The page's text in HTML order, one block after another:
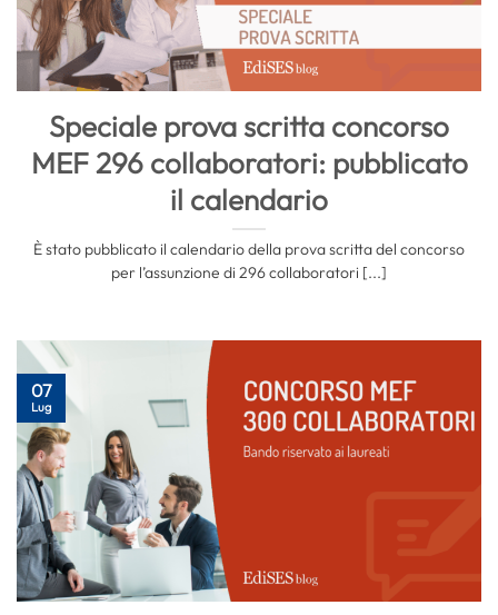
Speciale prova scritta concorso
MEF 296 collaboratori: pubblicato
il calendario
È stato pubblicato il calendario della prova scritta del concorso
per l’assunzione di 296 collaboratori [...]
07
Lug